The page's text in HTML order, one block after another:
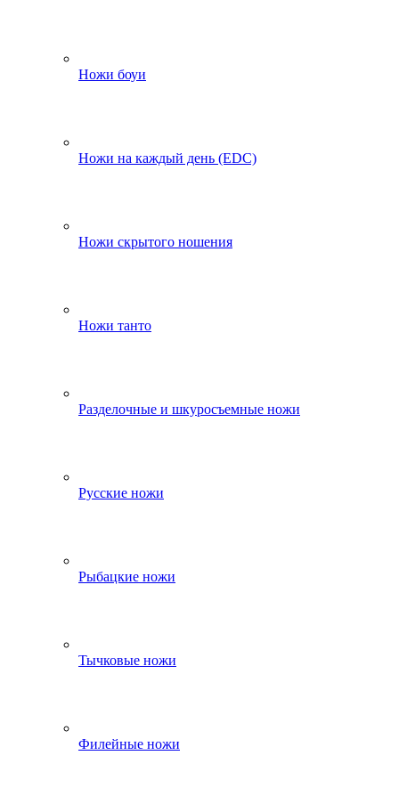
Ножи боуи
Ножи на каждый день (EDC)
Ножи скрытого ношения
Ножи танто
Разделочные и шкуросъемные ножи
Русские ножи
Рыбацкие ножи
Тычковые ножи
Филейные ножи